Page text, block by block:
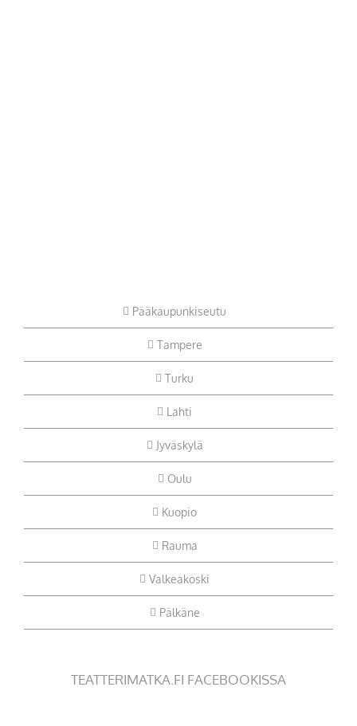
Pääkaupunkiseutu
Tampere
Turku
Lahti
Jyväskylä
Oulu
Kuopio
Rauma
Valkeakoski
Pälkäne
TEATTERIMATKA.FI FACEBOOKISSA